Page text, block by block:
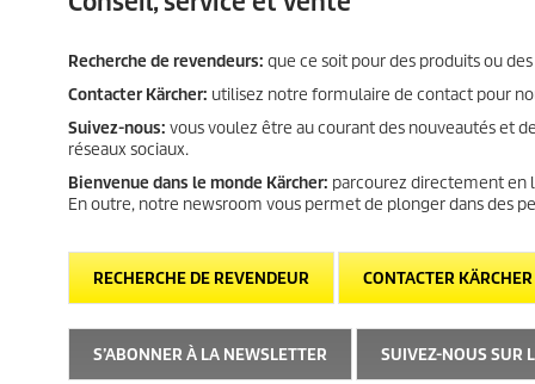
Recherche de revendeurs: que ce soit pour des produits ou
Contacter Kärcher: utilisez notre formulaire de contact pour
Suivez-nous: vous voulez être au courant des nouveautés et
réseaux sociaux.
Bienvenue dans le monde Kärcher: parcourez directement en
En outre, notre newsroom vous permet de plonger dans des
RECHERCHE DE REVENDEUR CONTACTER KÄRCHER
S’ABONNER À LA NEWSLETTER SUIVEZ-NOUS SUR